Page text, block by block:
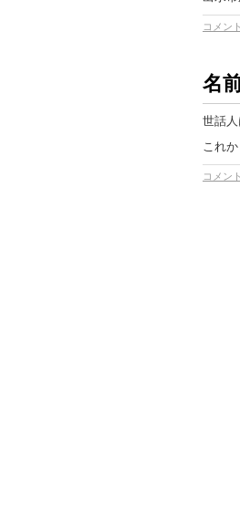
コメン
名
世話人
これ
コメン